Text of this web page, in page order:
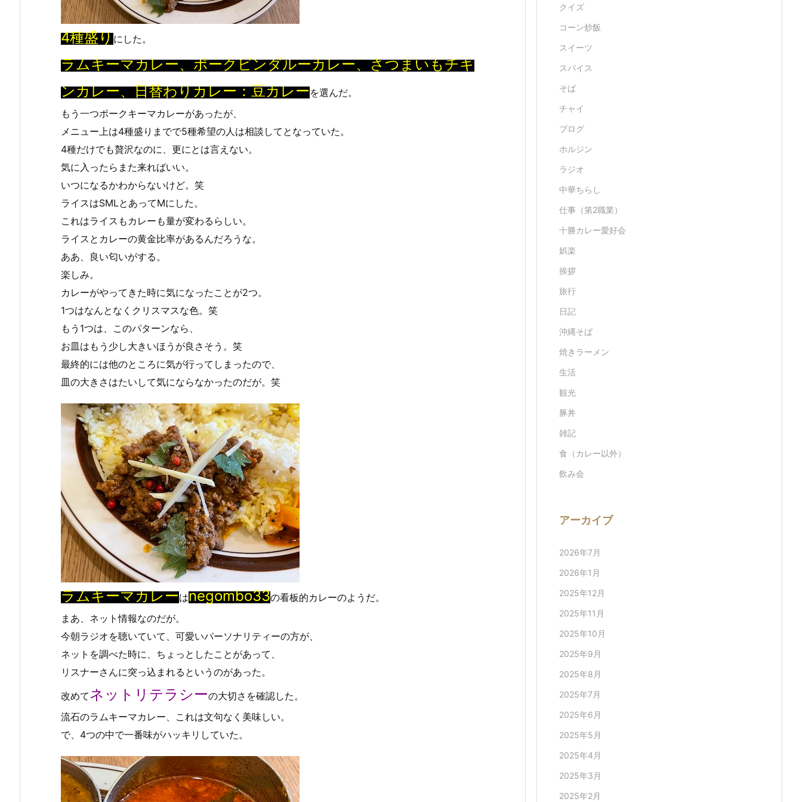
4種盛りにした。
ラムキーマカレー、ポークビンダルーカレー、さつまいもチキ
ンカレー、日替わりカレー：豆カレーを選んだ。
もう一つポークキーマカレーがあったが、
メニュー上は4種盛りまでで5種希望の人は相談してとなっていた。
4種だけでも贅沢なのに、更にとは言えない。
気に入ったらまた来ればいい。
いつになるかわからないけど。笑
ライスはSMLとあってMにした。
これはライスもカレーも量が変わるらしい。
ライスとカレーの黄金比率があるんだろうな。
ああ、良い匂いがする。
楽しみ。
カレーがやってきた時に気になったことが2つ。
1つはなんとなくクリスマスな色。笑
もう1つは、このパターンなら、
お皿はもう少し大きいほうが良さそう。笑
最終的には他のところに気が行ってしまったので、
皿の大きさはたいして気にならなかったのだが。笑
ラムキーマカレーはnegombo33の看板的カレーのようだ。
まあ、ネット情報なのだが。
今朝ラジオを聴いていて、可愛いパーソナリティーの方が、
ネットを調べた時に、ちょっとしたことがあって、
リスナーさんに突っ込まれるというのがあった。
改めてネットリテラシーの大切さを確認した。
流石のラムキーマカレー、これは文句なく美味しい。
で、4つの中で一番味がハッキリしていた。
クイズ
コーン炒飯
スイーツ
スパイス
そば
チャイ
ブログ
ホルジン
ラジオ
中華ちらし
仕事（第2職業）
十勝カレー愛好会
娯楽
挨拶
旅行
日記
沖縄そば
焼きラーメン
生活
観光
豚丼
雑記
食（カレー以外）
飲み会
アーカイブ
2026年7月
2026年1月
2025年12月
2025年11月
2025年10月
2025年9月
2025年8月
2025年7月
2025年6月
2025年5月
2025年4月
2025年3月
2025年2月